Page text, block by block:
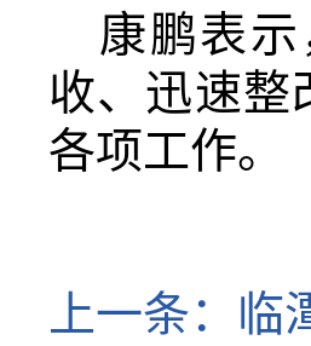
康鹏表
收、迅速整
各项工作。
上一条： 临